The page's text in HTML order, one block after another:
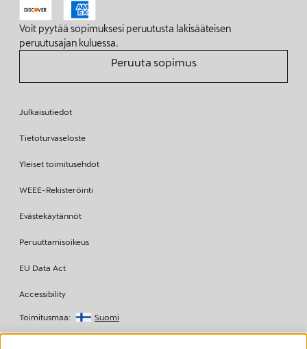
Voit pyytää sopimuksesi peruutusta lakisääteisen
peruutusajan kuluessa.
Peruuta sopimus
Julkaisutiedot
Tietoturvaseloste
Yleiset toimitusehdot
WEEE-Rekisteröinti
Evästekäytännöt
Peruuttamisoikeus
EU Data Act
Accessibility
Toimitusmaa: Suomi